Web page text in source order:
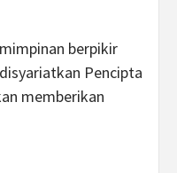
berpikir
Pencipta
memberikan